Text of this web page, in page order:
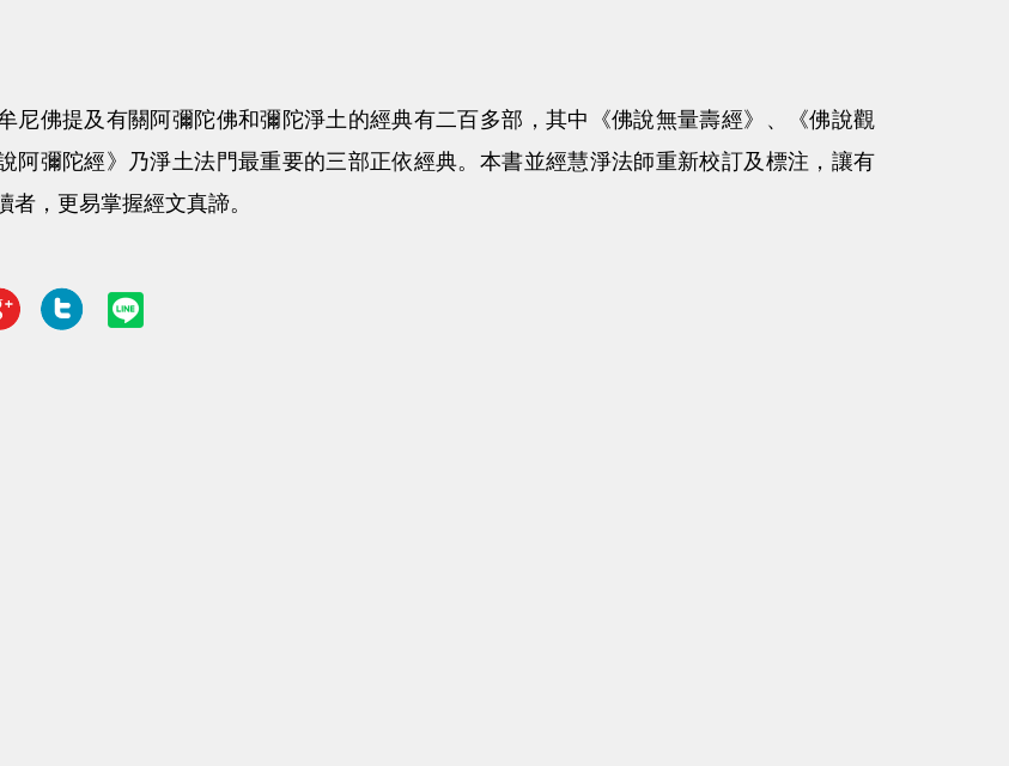
尼佛提及有關阿彌陀佛和彌陀淨土的經典有二百多部，其中《佛說無量壽經》、《佛說觀
阿彌陀經》乃淨土法門最重要的三部正依經典。本書並經慧淨法師重新校訂及標注，讓有
者，更易掌握經文真諦。